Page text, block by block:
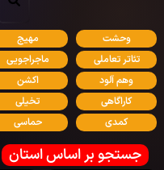
وحشت مهیج
تئاتر تعاملی
ماجراجویی
وهم آلود
اکشن
کاراگاهی
تخیلی
کمدی
حماسی
جستجو بر اساس استان